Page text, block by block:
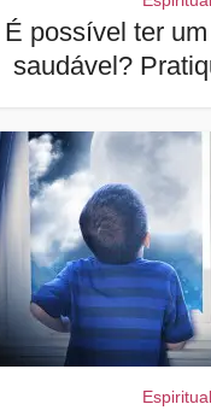
É possível ter
saudável?